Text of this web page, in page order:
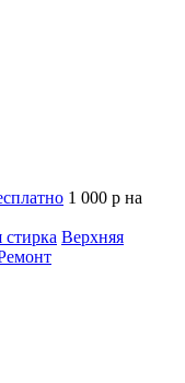
1 000 р на
стирка Верхняя